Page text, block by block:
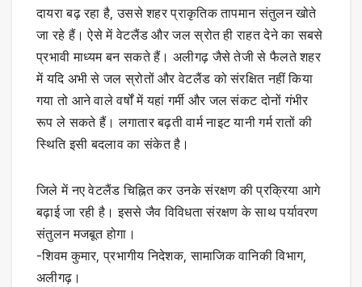
दायरा बढ़ रहा है, उससे शहर प्राकृतिक तापमान संतुलन खोते
जा रहे हैं। ऐसे में वेटलैंड और जल स्रोत ही राहत देने का सबसे
प्रभावी माध्यम बन सकते हैं। अलीगढ़ जैसे तेजी से फैलते शहर
में यदि अभी से जल स्रोतों और वेटलैंड को संरक्षित नहीं किया
गया तो आने वाले वर्षों में यहां गर्मी और जल संकट दोनों गंभीर
रूप ले सकते हैं। लगातार बढ़ती वार्म नाइट यानी गर्म रातों की
स्थिति इसी बदलाव का संकेत है।
जिले में नए वेटलैंड चिह्नित कर उनके संरक्षण की प्रक्रिया आगे
बढ़ाई जा रही है। इससे जैव विविधता संरक्षण के साथ पर्यावरण
संतुलन मजबूत होगा।
-शिवम कुमार, प्रभागीय निदेशक, सामाजिक वानिकी विभाग,
अलीगढ़।